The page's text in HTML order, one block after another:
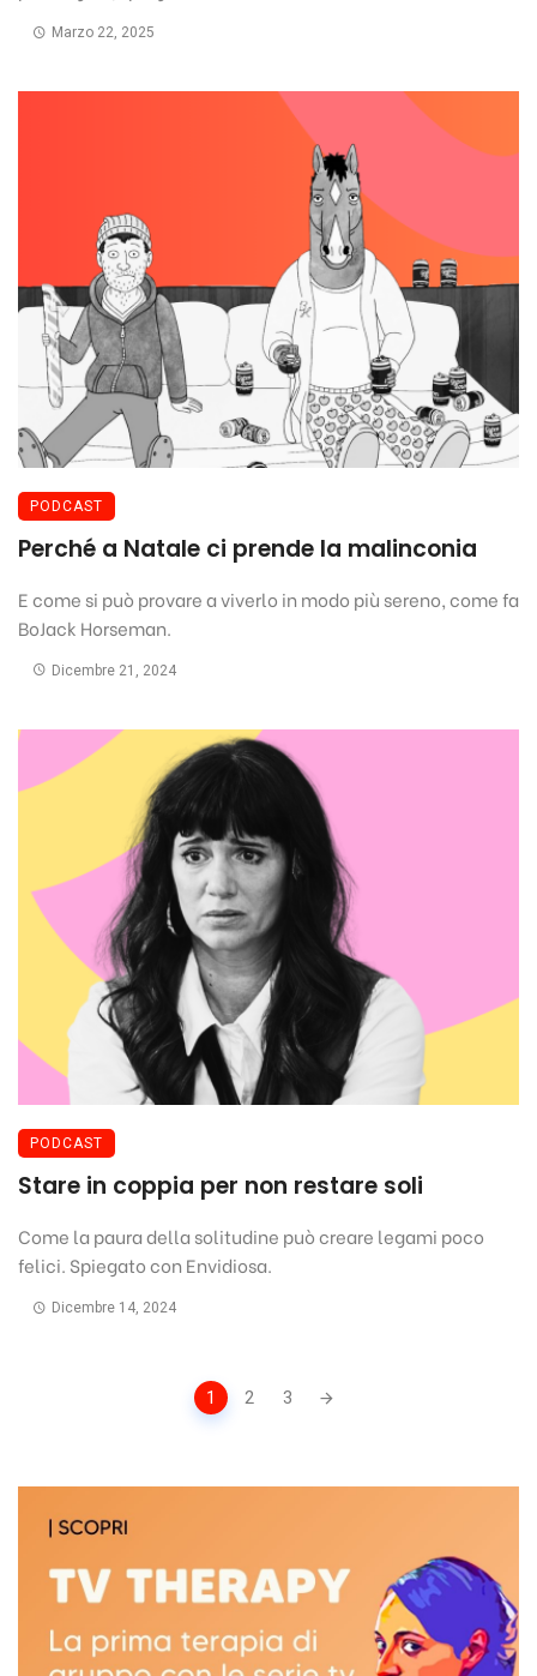
Marzo 22, 2025
PODCAST
Perché a Natale ci prende la malinconia
E come si può provare a viverlo in modo più sereno, come fa
BoJack Horseman.
Dicembre 21, 2024
PODCAST
Stare in coppia per non restare soli
Come la paura della solitudine può creare legami poco
felici. Spiegato con Envidiosa.
Dicembre 14, 2024
1 2 3